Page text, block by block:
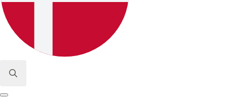
Search